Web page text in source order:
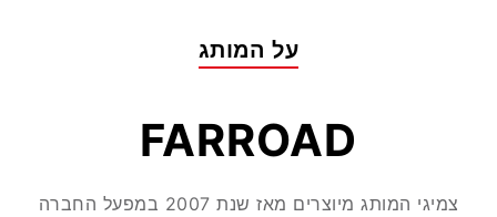
על המותג
FARROAD
צמיגי המותג מיוצרים מאז שנת 2007 במפעל החברה